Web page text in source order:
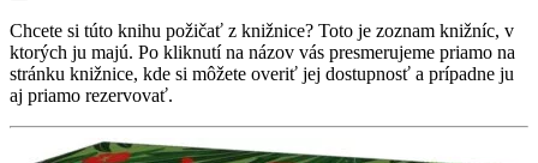
Chcete si túto knihu požičať z knižnice? Toto je zoznam knižníc, v
ktorých ju majú. Po kliknutí na názov vás presmerujeme priamo na
stránku knižnice, kde si môžete overiť jej dostupnosť a prípadne ju
aj priamo rezervovať.